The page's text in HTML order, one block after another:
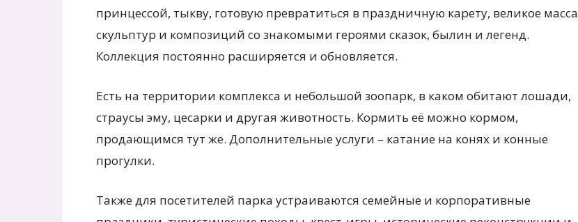
принцессой, тыкву, готовую превратиться в праздничную карету, великое масса
скульптур и композиций со знакомыми героями сказок, былин и легенд.
Коллекция постоянно расширяется и обновляется.
Есть на территории комплекса и небольшой зоопарк, в каком обитают лошади,
страусы эму, цесарки и другая животность. Кормить её можно кормом,
продающимся тут же. Дополнительные услуги – катание на конях и конные
прогулки.
Также для посетителей парка устраиваются семейные и корпоративные